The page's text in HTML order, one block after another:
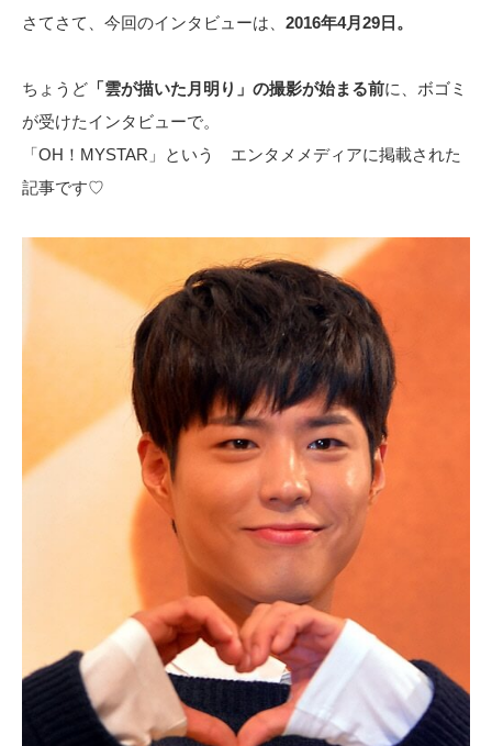
さてさて、今回のインタビューは、 2016年4月29日。
ちょうど 「雲が描いた月明り」の撮影が始まる前に、ボゴミ
が受けたインタビューで。
「OH！MYSTAR」という エンタメメディアに掲載された
記事です♡